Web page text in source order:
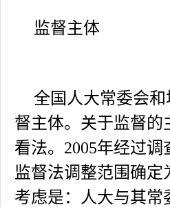
监督主体
全国人大常委会
督主体。关于监督
看法。2005年经过
监督法调整范围确
考虑是：人大与其